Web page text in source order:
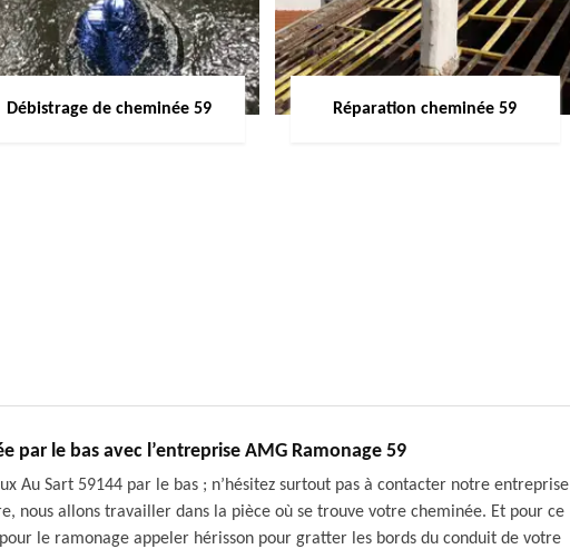
Débistrage de cheminée 59 Réparation cheminée 59
par le bas avec l’entreprise AMG Ramonage 59
Au Sart 59144 par le bas ; n’hésitez surtout pas à contacter notre entreprise
nous allons travailler dans la pièce où se trouve votre cheminée. Et pour ce
le ramonage appeler hérisson pour gratter les bords du conduit de votre